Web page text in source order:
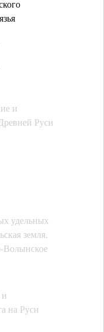
и
Руси
удельных
земля,
Волынское
на Руси